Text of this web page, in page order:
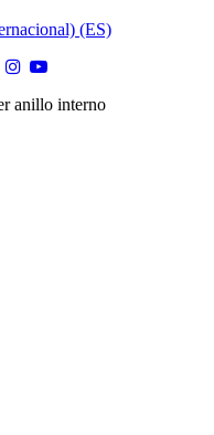
anillo interno